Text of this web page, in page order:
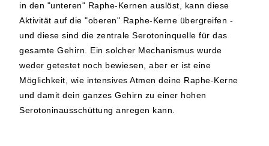
in den "unteren" Raphe-Kernen auslöst, kann diese
Aktivität auf die "oberen" Raphe-Kerne übergreifen -
und diese sind die zentrale Serotoninquelle für das
gesamte Gehirn. Ein solcher Mechanismus wurde
weder getestet noch bewiesen, aber er ist eine
Möglichkeit, wie intensives Atmen deine Raphe-Kerne
und damit dein ganzes Gehirn zu einer hohen
Serotoninausschüttung anregen kann.